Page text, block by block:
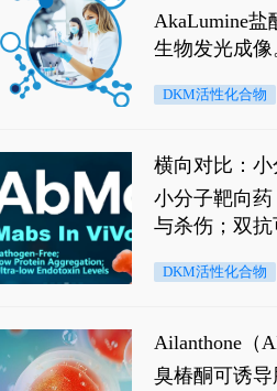
穿透能力，
AkaLumine
生物发光成像
DKM活性化合物
横向对比：
小分子靶向
与杀伤；双抗
DKM活性化合物
Ailanthone（
臭椿酮可诱导